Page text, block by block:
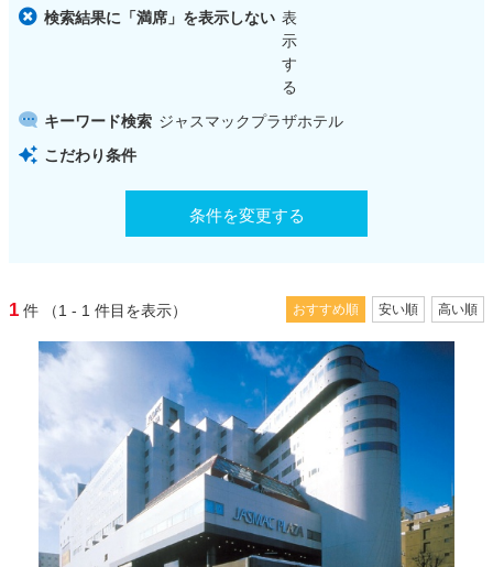
検索結果に「満席」を表示しない 表
示
す
る
キーワード検索 ジャスマックプラザホテル
こだわり条件
条件を変更する
1 件 （1 - 1 件目を表示） おすすめ順 安い順 高い順